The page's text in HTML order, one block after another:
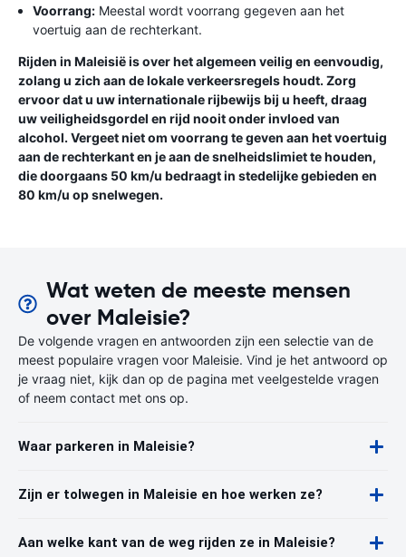
Voorrang: Meestal wordt voorrang gegeven aan het
voertuig aan de rechterkant.
Rijden in Maleisië is over het algemeen veilig en eenvoudig,
zolang u zich aan de lokale verkeersregels houdt. Zorg
ervoor dat u uw internationale rijbewijs bij u heeft, draag
uw veiligheidsgordel en rijd nooit onder invloed van
alcohol. Vergeet niet om voorrang te geven aan het voertuig
aan de rechterkant en je aan de snelheidslimiet te houden,
die doorgaans 50 km/u bedraagt ​​in stedelijke gebieden en
80 km/u op snelwegen.
Wat weten de meeste mensen
over Maleisie?
De volgende vragen en antwoorden zijn een selectie van de
meest populaire vragen voor Maleisie. Vind je het antwoord op
je vraag niet, kijk dan op de pagina met veelgestelde vragen
of neem contact met ons op.
Waar parkeren in Maleisie?
Zijn er tolwegen in Maleisie en hoe werken ze?
Aan welke kant van de weg rijden ze in Maleisie?